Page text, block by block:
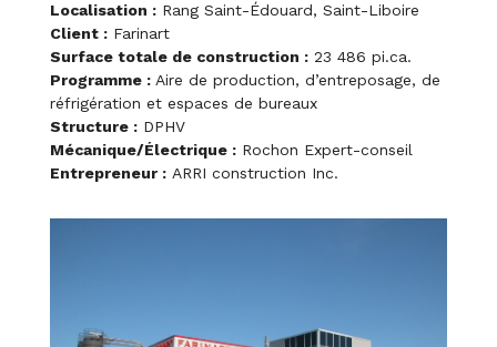
Localisation :Rang Saint-Édouard, Saint-Liboire
Client :Farinart
Surface totale de construction :23 486 pi.ca.
Programme :Aire de production, d’entreposage, de
réfrigération et espaces de bureaux
Structure :DPHV
Mécanique/Électrique :Rochon Expert-conseil
Entrepreneur :ARRI construction Inc.